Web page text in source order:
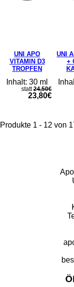
UNI APO
VITAMIN D3
TROPFEN
Inhalt: 30 ml
statt24,50€
23,80€
UNI
+
Produkte 1 - 12 von